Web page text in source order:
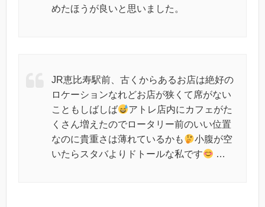
めたほうが良いと思いました。
JR恵比寿駅前、古くからあるお店は絶好の
ロケーションなれどお店が狭くて席がない
こともしばしば
アトレ店内にカフェがた
くさん増えたのでロータリー前のいい位置
なのに貴重さは薄れているかも
小腹が空
いたらスタバよりドトールな私です
…